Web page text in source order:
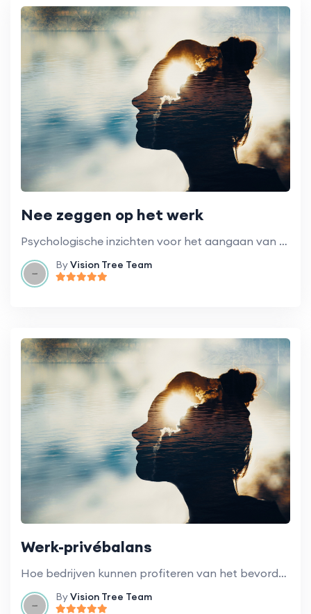
Nee zeggen op het werk
Psychologische inzichten voor het aangaan van moeilijke gesprekken en het stellen van grenzen.
ByVision Tree Team
Werk-privébalans
Hoe bedrijven kunnen profiteren van het bevorderen van een gezonde balans tussen werk en privéleven voor werknemers.
ByVision Tree Team